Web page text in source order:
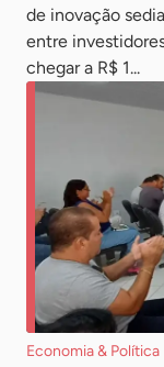
de inovação
entre
chegar a R$ 1...
Economia & Política